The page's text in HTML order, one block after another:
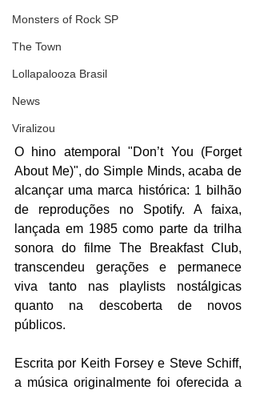
Monsters of Rock SP
The Town
Lollapalooza Brasil
News
Viralizou
O hino atemporal "Don’t You (Forget
About Me)", do Simple Minds, acaba de
alcançar uma marca histórica: 1 bilhão
de reproduções no Spotify. A faixa,
lançada em 1985 como parte da trilha
sonora do filme The Breakfast Club,
transcendeu gerações e permanece
viva tanto nas playlists nostálgicas
quanto na descoberta de novos
públicos.
Escrita por Keith Forsey e Steve Schiff,
a música originalmente foi oferecida a